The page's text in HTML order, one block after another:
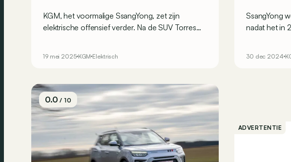
KGM, het voormalige SsangYong, zet zijn
elektrische offensief verder. Na de SUV Torres
19 mei 2025 KGM Elektrisch
SsangYong
nadat het in 2022 bijna failliet ging en werd
30 dec 2024
0.0/ 10
ADVERTENTIE